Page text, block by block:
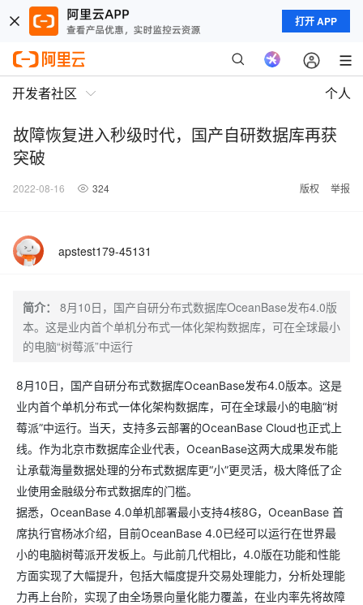
打开 APP
开发者社区 个人
故障恢复进入秒级时代，国产自研数据库再获
突破
2022-08-16 324 版权 举报
apstest179-45131
简介：
8月10日，国产自研分布式数据库OceanBase发布4.0版
本。这是业内首个单机分布式一体化架构数据库，可在全球最小
的电脑“树莓派”中运行
8月10日，国产自研分布式数据库OceanBase发布4.0版本。这是
业内首个单机分布式一体化架构数据库，可在全球最小的电脑“树
莓派”中运行。当天，支持多云部署的OceanBase Cloud也正式上
线。作为北京市数据库企业代表，OceanBase这两大成果发布能
让承载海量数据处理的分布式数据库更“小”更灵活，极大降低了企
业使用金融级分布式数据库的门槛。
据悉，OceanBase 4.0单机部署最小支持4核8G，OceanBase 首
席执行官杨冰介绍，目前OceanBase 4.0已经可以运行在世界最
小的电脑树莓派开发板上。与此前几代相比，4.0版在功能和性能
方面实现了大幅提升，包括大幅度提升交易处理能力，分析处理能
力再上台阶，实现了由全场景向量化能力覆盖，在业内率先将故障